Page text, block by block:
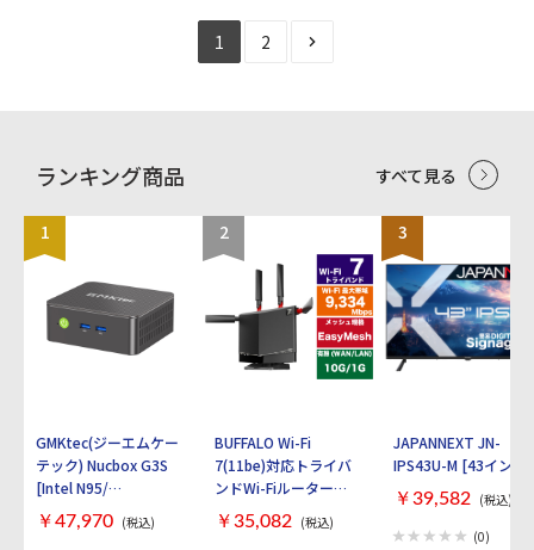
Express 4.0 x 1 スロット× 1 ストレージ
・M.2× 4 ・SATA× 4 ネットワーク 有線
LAN：2.5 ギガビット LAN ワイヤレス：
ヘッダー ×2 ・USB2.0 ヘッダー ×2 映像
DisplayPort ×1 ・HDMI ×1 オーディオ：
Realtek ALC897 7.1 チャンネル HD オーデ
ィオコーデック LED：Polychrome RGB 付
ートガイド ・SATAケーブル ×2 ・WIFIア
ンテナ ×1 メーカー名：ASRock(アスロッ
ド/メモリ仕様など異なる場合がございま
す。詳細につきましてはメーカーサポート
す。
type 2280 PCIe Gen4x4 (64 Gb/s) mode
ル付き SATA データ - 1 x 120W/19V 電源ア
ダプタ - 1 x ネジパック 保証期間：1年
1 2
ランキング商品 すべて見る
1
GMKtec(ジーエムケー
テック) Nucbox G3S
[Intel N95/
RAM:16GB/
SSD:512GB/ Windows
￥47,970 (税込)
2
BUFFALO Wi-Fi
7(11be)対応トライバ
ンドWi-Fiルーター
AirStation
WXR9300BE6P [ブラ
￥35,082 (税込)
3
JAPANNEXT JN-
IPS43U-M [43インチ]
￥39,582 (税込)
(0)